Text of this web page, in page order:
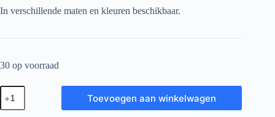
In verschillende maten en kleuren beschikbaar.
30 op voorraad
Mission
Sabre
Dart
Toevoegen aan winkelwagen